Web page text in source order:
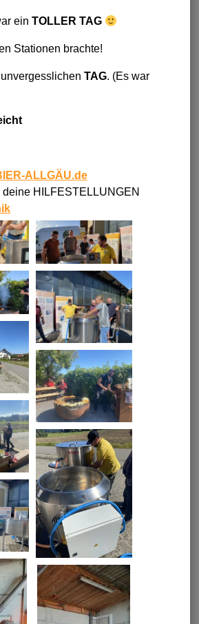
einTOLLER TAG
Stationen brachte!
TAG. (Es war
ALLGÄU.de
HILFESTELLUNGEN